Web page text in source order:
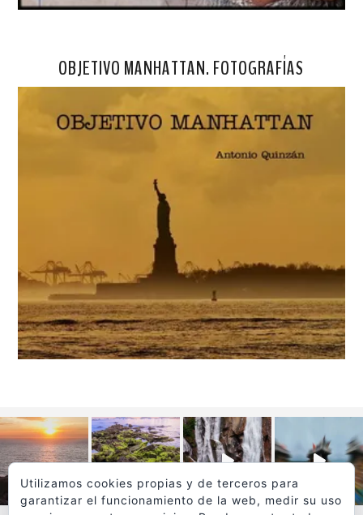
OBJETIVO MANHATTAN. FOTOGRAFÍAS
Utilizamos cookies propias y de terceros para
garantizar el funcionamiento de la web, medir su uso